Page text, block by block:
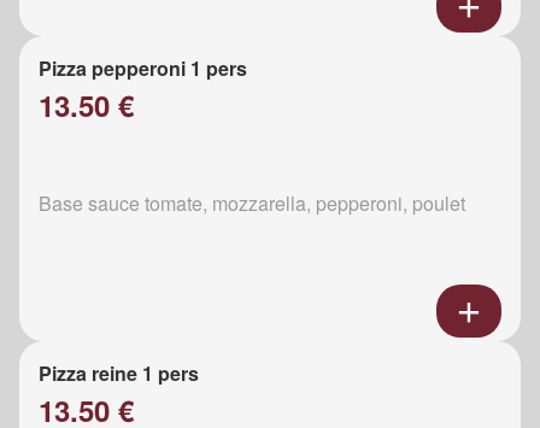
Pizza pepperoni 1 pers
13.50 €
Base sauce tomate, mozzarella, pepperoni, poulet
Pizza reine 1 pers
13.50 €